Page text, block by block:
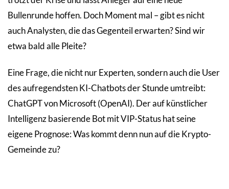
Bullenrunde hoffen. Doch Moment mal – gibt es nicht
auch Analysten, die das Gegenteil erwarten? Sind wir
etwa bald alle Pleite?
Eine Frage, die nicht nur Experten, sondern auch die User
des aufregendsten KI-Chatbots der Stunde umtreibt:
ChatGPT von Microsoft (OpenAI). Der auf künstlicher
Intelligenz basierende Bot mit VIP-Status hat seine
eigene Prognose: Was kommt denn nun auf die Krypto-
Gemeinde zu?